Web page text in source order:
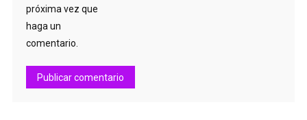
próxima vez que
haga un
comentario.